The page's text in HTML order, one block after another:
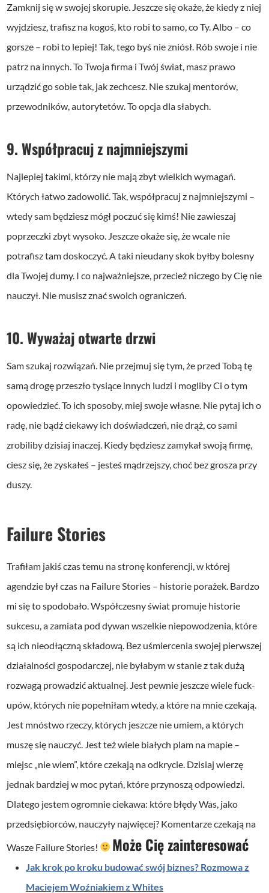
Zamknij się w swojej skorupie. Jeszcze się okaże, że kiedy z niej
wyjdziesz, trafisz na kogoś, kto robi to samo, co Ty. Albo – co
gorsze – robi to lepiej! Tak, tego byś nie zniósł. Rób swoje i nie
patrz na innych. To Twoja firma i Twój świat, masz prawo
urządzić go sobie tak, jak zechcesz. Nie szukaj mentorów,
przewodników, autorytetów. To opcja dla słabych.
9. Współpracuj z najmniejszymi
Najlepiej takimi, którzy nie mają zbyt wielkich wymagań.
Których łatwo zadowolić. Tak, współpracuj z najmniejszymi –
wtedy sam będziesz mógł poczuć się kimś! Nie zawieszaj
poprzeczki zbyt wysoko. Jeszcze okaże się, że wcale nie
potrafisz tam doskoczyć. A taki nieudany skok byłby bolesny
dla Twojej dumy. I co najważniejsze, przecież niczego by Cię nie
nauczył. Nie musisz znać swoich ograniczeń.
10. Wyważaj otwarte drzwi
Sam szukaj rozwiązań. Nie przejmuj się tym, że przed Tobą tę
samą drogę przeszło tysiące innych ludzi i mogliby Ci o tym
opowiedzieć. To ich sposoby, miej swoje własne. Nie pytaj ich o
radę, nie bądź ciekawy ich doświadczeń, nie drąż, co sami
zrobiliby dzisiaj inaczej. Kiedy będziesz zamykał swoją firmę,
ciesz się, że zyskałeś – jesteś mądrzejszy, choć bez grosza przy
duszy.
Failure Stories
Trafiłam jakiś czas temu na stronę konferencji, w której
agendzie był czas na Failure Stories – historie porażek. Bardzo
mi się to spodobało. Współczesny świat promuje historie
sukcesu, a zamiata pod dywan wszelkie niepowodzenia, które
są ich nieodłączną składową. Bez uśmiercenia swojej pierwszej
działalności gospodarczej, nie byłabym w stanie z tak dużą
rozwagą prowadzić aktualnej. Jest pewnie jeszcze wiele fuck-
upów, których nie popełniłam wtedy, a które na mnie czekają.
Jest mnóstwo rzeczy, których jeszcze nie umiem, a których
muszę się nauczyć. Jest też wiele białych plam na mapie –
miejsc „nie wiem”, które czekają na odkrycie. Dzisiaj wierzę
jednak bardziej w moc pytań, które przynoszą odpowiedzi.
Dlatego jestem ogromnie ciekawa: które błędy Was, jako
przedsiębiorców, nauczyły najwięcej? Komentarze czekają na
Wasze Failure Stories! Może Cię zainteresować
Jak krok po kroku budować swój biznes? Rozmowa z
Maciejem Woźniakiem z Whites